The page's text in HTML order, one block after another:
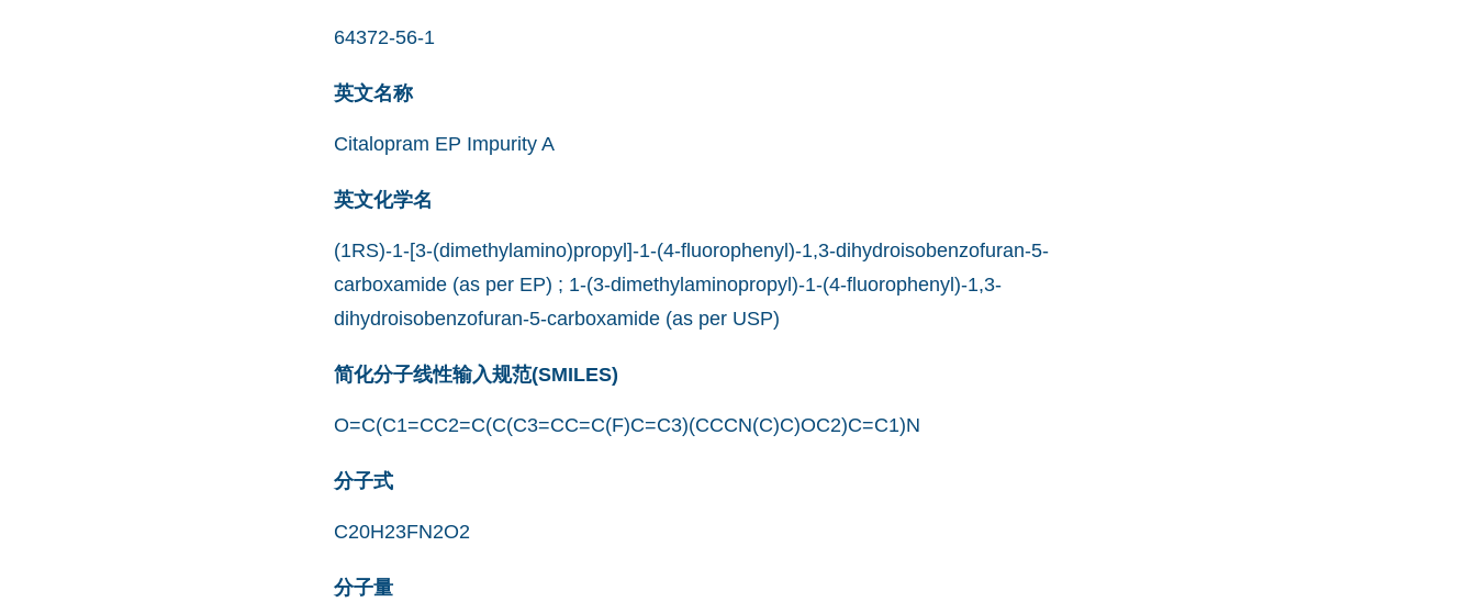
64372-56-1
英文名称
Citalopram EP Impurity A
英文化学名
(1RS)-1-[3-(dimethylamino)propyl]-1-(4-fluorophenyl)-1,3-dihydroisobenzofuran-5-
carboxamide (as per EP) ; 1-(3-dimethylaminopropyl)-1-(4-fluorophenyl)-1,3-
dihydroisobenzofuran-5-carboxamide (as per USP)
简化分子线性输入规范(SMILES)
O=C(C1=CC2=C(C(C3=CC=C(F)C=C3)(CCCN(C)C)OC2)C=C1)N
分子式
C20H23FN2O2
分子量